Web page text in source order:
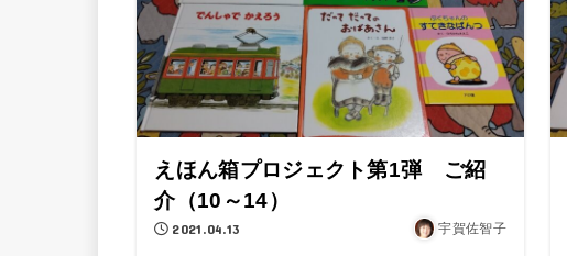
えほん箱プロジェクト第1弾 ご紹
介（10～14）
2021.04.13 宇賀佐智子